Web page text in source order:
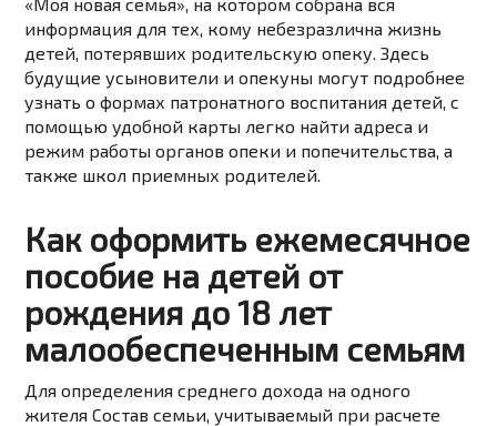
информация для тех, кому небезразлична жизнь
детей, потерявших родительскую опеку. Здесь
будущие усыновители и опекуны могут подробнее
узнать о формах патронатного воспитания детей, с
помощью удобной карты легко найти адреса и
режим работы органов опеки и попечительства, а
также школ приемных родителей.
Как оформить ежемесячное
пособие на детей от
рождения до 18 лет
малообеспеченным семьям
Для определения среднего дохода на одного
жителя Состав семьи, учитываемый при расчете